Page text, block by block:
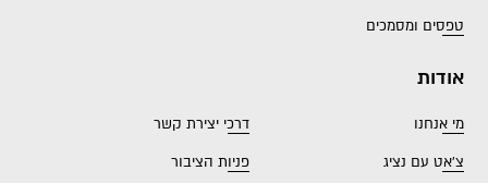
טפסים ומסמכים
אודות
מי אנחנו
דרכי יצירת קשר
צ'אט עם נציג
פניות הציבור